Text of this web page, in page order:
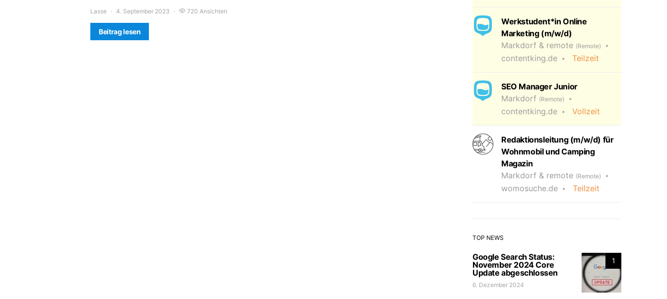
Lasse 4. September 2023 720 Ansichten
Beitrag lesen
Werkstudent*in Online
Marketing (m/w/d)
Markdorf & remote (Remote)
contentking.de Teilzeit
SEO Manager Junior
Markdorf (Remote)
contentking.de Vollzeit
Redaktionsleitung (m/w/d) für
Wohnmobil und Camping
Magazin
Markdorf & remote (Remote)
womosuche.de Teilzeit
TOP NEWS
1
Google Search Status:
November 2024 Core
Update abgeschlossen
6. Dezember 2024